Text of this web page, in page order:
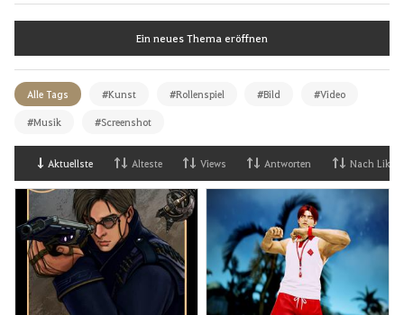
Ein neues Thema eröffnen
Alle Tags #Kunst #Rollenspiel #Bild #Video
#Musik #Screenshot
Aktuellste Alteste Views Antworten Nach Likes